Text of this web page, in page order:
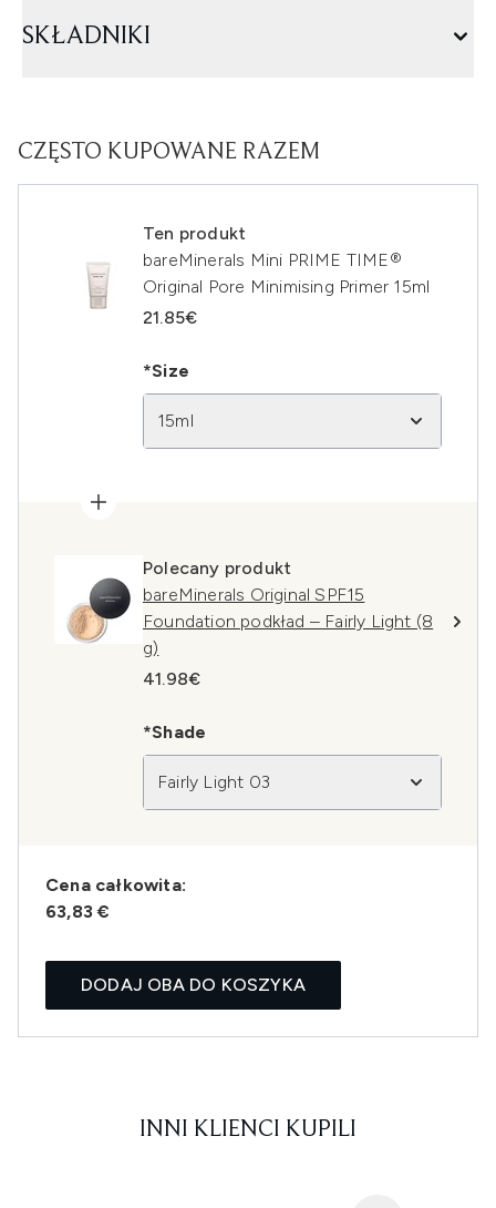
SKŁADNIKI
CZĘSTO KUPOWANE RAZEM
Ten produkt
bareMinerals Mini PRIME TIME®
Original Pore Minimising Primer 15ml
21.85€
*Size
15ml
Polecany produkt
bareMinerals Original SPF15
Foundation podkład – Fairly Light (8
g)
41.98€
*Shade
Fairly Light 03
Cena całkowita:
63,83 €
DODAJ OBA DO KOSZYKA
INNI KLIENCI KUPILI